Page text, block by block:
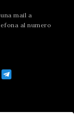
mail a
al numero